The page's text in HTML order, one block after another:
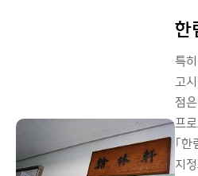
한
특
고
점
프
｢한
지